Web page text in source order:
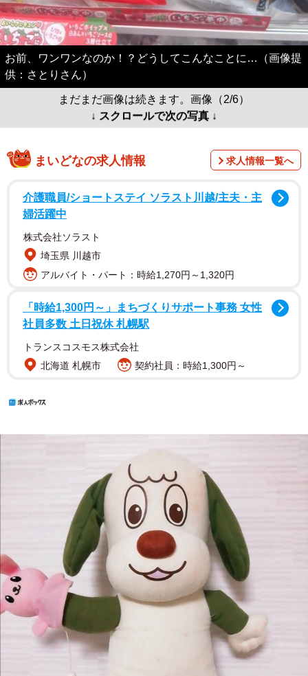
お前、ワンワンなのか！？どうしてこんなことに…（画像提
供：さとりさん）
まだまだ画像は続きます。画像（2/6）
↓ スクロールで次の写真 ↓
まいどなの求人情報 求人情報一覧へ
介護職員/ショートステイ ソラスト川越/主夫・主
婦活躍中
株式会社ソラスト
埼玉県 川越市
アルバイト・パート：時給1,270円～1,320円
「時給1,300円～」まちづくりサポート事務 女性
社員多数 土日祝休 札幌駅
トランスコスモス株式会社
北海道 札幌市
契約社員：時給1,300円～